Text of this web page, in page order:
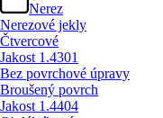
Nerez
Nerezové jekly
Čtvercové
Jakost 1.4301
Bez povrchové úpravy
Broušený povrch
Jakost 1.4404